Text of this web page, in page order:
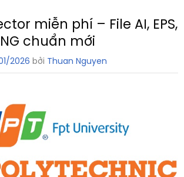
miễn phí – File AI, EPS,
chuẩn mới
2026 bởi Thuan Nguyen